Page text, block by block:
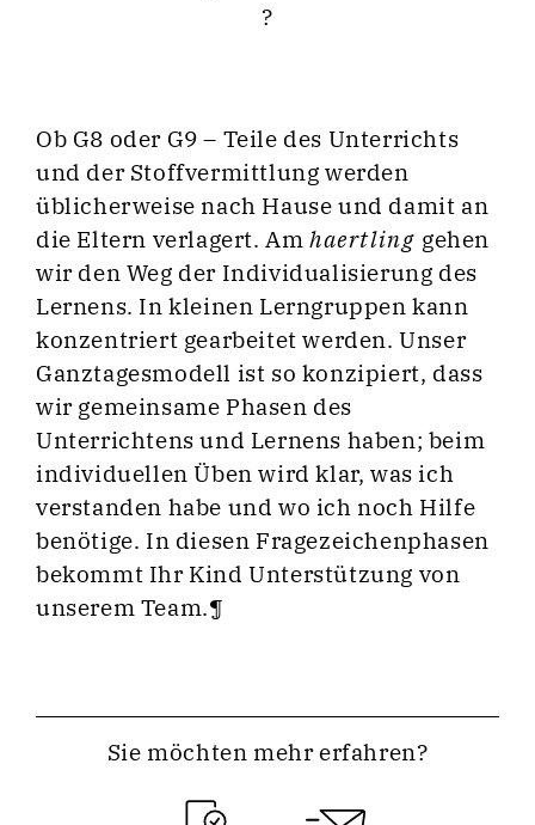
?
Ob G8 oder G9 – Teile des Unterrichts
und der Stoffvermittlung werden
üblicherweise nach Hause und damit an
die Eltern verlagert. Am haertling gehen
wir den Weg der Individualisierung des
Lernens. In kleinen Lerngruppen kann
konzentriert gearbeitet werden. Unser
Ganztagesmodell ist so konzipiert, dass
wir gemeinsame Phasen des
Unterrichtens und Lernens haben; beim
individuellen Üben wird klar, was ich
verstanden habe und wo ich noch Hilfe
benötige. In diesen Fragezeichenphasen
bekommt Ihr Kind Unterstützung von
unserem Team.¶
Sie möchten mehr erfahren?